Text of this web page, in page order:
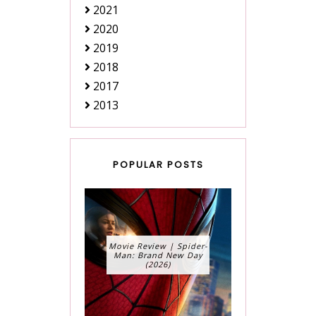
2021
2020
2019
2018
2017
2013
POPULAR POSTS
Movie Review | Spider-
Man: Brand New Day
(2026)